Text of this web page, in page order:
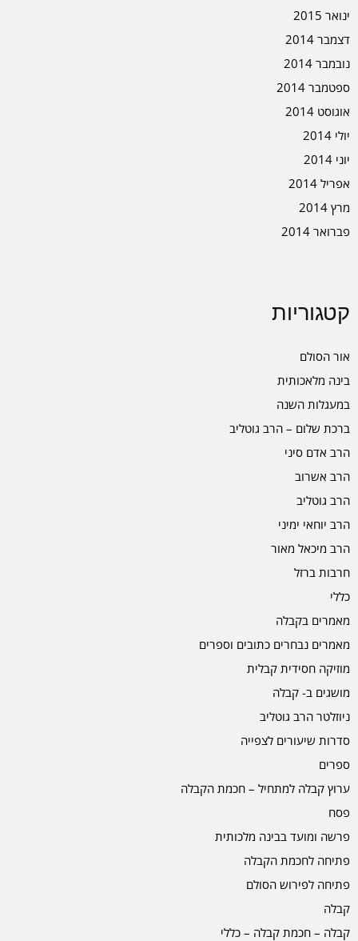
ינואר 2015
דצמבר 2014
נובמבר 2014
ספטמבר 2014
אוגוסט 2014
יולי 2014
יוני 2014
אפריל 2014
מרץ 2014
פברואר 2014
קטגוריות
אור הסולם
בינה מלאכותית
במעגלות השנה
ברכת שלום – הרב גוטליב
הרב אדם סיני
הרב אשרוב
הרב גוטליב
הרב יוחאי ימיני
הרב מיכאל מאור
חרבות ברזל
כללי
מאמרים בקבלה
מאמרים נבחרים כתובים וספרים
מוזיקה חסידית קבלית
מושגים ב- קבלה
ניוזלטר הרב גוטליב
סדרות שיעורים לצפייה
ספרים
ערוץ קבלה למתחיל – חכמת הקבלה
פסח
פרשה ומועד בבינה מלכותית
פתיחה לחכמת הקבלה
פתיחה לפירוש הסולם
קבלה
קבלה – חכמת קבלה – כללי